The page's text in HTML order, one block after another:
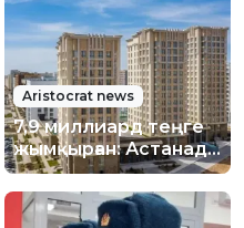
Aristocrat news
7,9 миллиард теңге
жымқырған: Астанада
құрылыс
компаниясы өкілдері
қамауға алынды